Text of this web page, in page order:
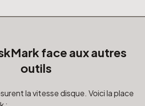
face aux autres
outils
la vitesse disque. Voici la place